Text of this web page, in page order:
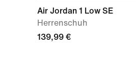
Air Jordan 1 Low SE
Herrenschuh
139,99 €